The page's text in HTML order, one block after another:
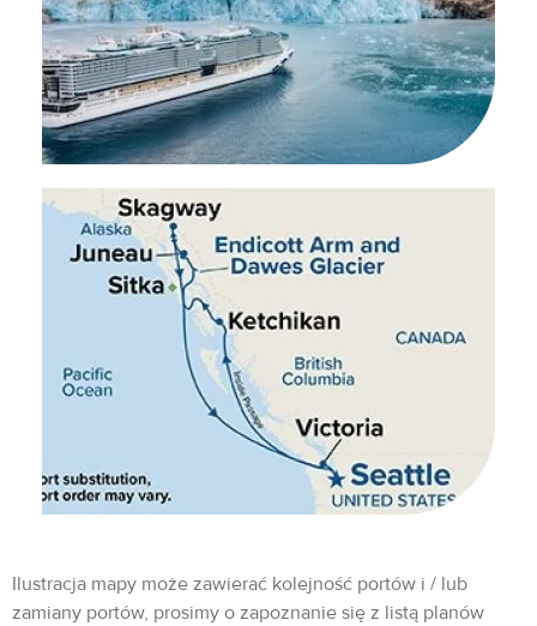
Ilustracja mapy może zawierać kolejność portów i / lub
zamiany portów, prosimy o zapoznanie się z listą planów